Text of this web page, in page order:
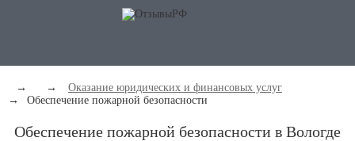
→ →
Оказание юридических и финансовых услуг
→
Обеспечение пожарной безопасности
Обеспечение пожарной безопасности в Вологде